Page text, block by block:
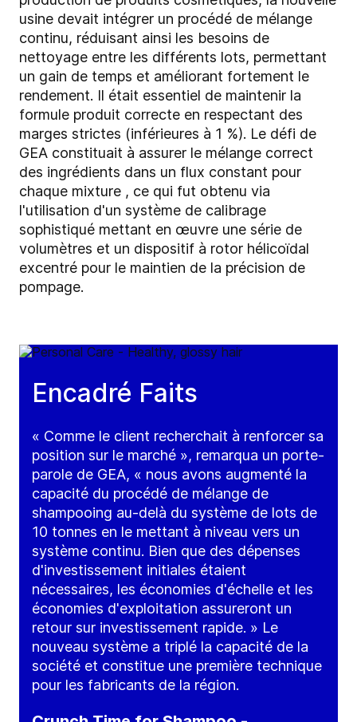
usine devait intégrer un procédé de mélange
continu, réduisant ainsi les besoins de
nettoyage entre les différents lots, permettant
un gain de temps et améliorant fortement le
rendement. Il était essentiel de maintenir la
formule produit correcte en respectant des
marges strictes (inférieures à 1 %). Le défi de
GEA constituait à assurer le mélange correct
des ingrédients dans un flux constant pour
chaque mixture , ce qui fut obtenu via
l'utilisation d'un système de calibrage
sophistiqué mettant en œuvre une série de
volumètres et un dispositif à rotor hélicoïdal
excentré pour le maintien de la précision de
pompage.
Encadré Faits
« Comme le client recherchait à renforcer sa
position sur le marché », remarqua un porte-
parole de GEA, « nous avons augmenté la
capacité du procédé de mélange de
shampooing au-delà du système de lots de
10 tonnes en le mettant à niveau vers un
système continu. Bien que des dépenses
d'investissement initiales étaient
nécessaires, les économies d'échelle et les
économies d'exploitation assureront un
retour sur investissement rapide. » Le
nouveau système a triplé la capacité de la
société et constitue une première technique
pour les fabricants de la région.